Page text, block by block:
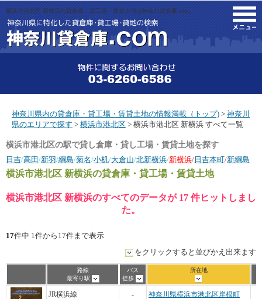
横浜市港北区 新横浜の貸倉庫・貸工場・賃貸土地は神奈川貸倉庫.com。
神奈川県内の貸倉庫・貸工場・賃貸土地の情報満載（トップ) > 神奈川
県のエリアで探す > 横浜市港北区 > 横浜市港北区 新横浜 すべて一覧
横浜市港北区の駅で貸し倉庫・貸し工場・賃貸土地を探す
日吉/高田 /新羽/綱島/菊名/小机/大倉山/北新横浜/新横浜/ 日吉本町/新綱島
横浜市港北区 新横浜の貸倉庫・貸工場・賃貸土地
横浜市港北区 新横浜のすべてのデータが 17 件ヒットしまし
た。
17件中 1件から17件まで表示
をクリックすると並びかえ出来ます
路線
最寄り駅
バス
徒歩
所在地
JR横浜線
-
神奈川県横浜市港北区岸根町